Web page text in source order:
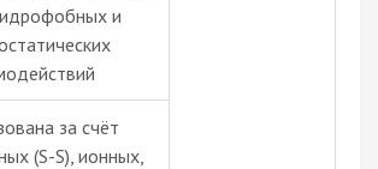
и
за счёт
(S-S), ионных,